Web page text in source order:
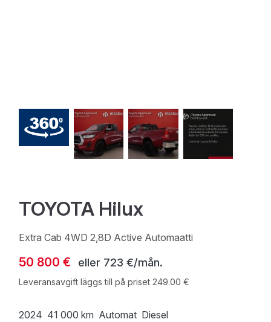
TOYOTA Hilux
Extra Cab 4WD 2,8D Active Automaatti
50 800 € eller 723 €/mån.
Leveransavgift läggs till på priset 249.00 €
2024 41 000 km Automat Diesel